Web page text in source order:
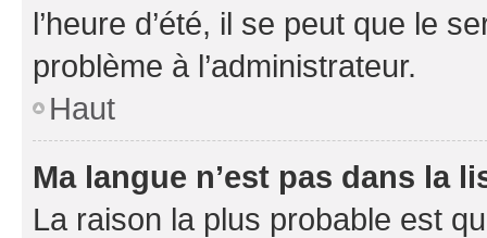
l’heure d’été, il se peut que le
problème à l’administrateur.
Haut
Ma langue n’est pas dans la
La raison la plus probable est